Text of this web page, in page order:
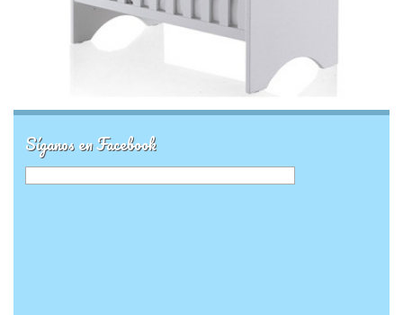
Síganos en Facebook